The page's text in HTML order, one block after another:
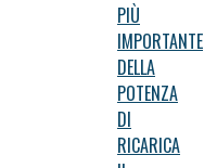
PIÙ
IMPORTANTE
DELLA
POTENZA
DI
RICARICA